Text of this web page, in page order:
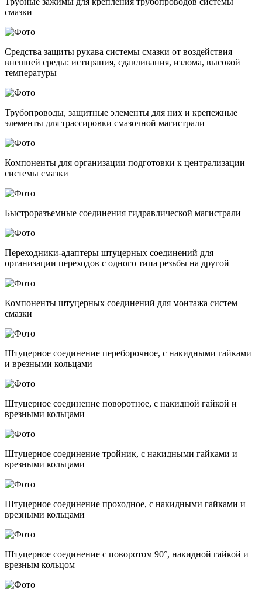
смазки
Средства защиты рукава системы смазки от воздействия
внешней среды: истирания, сдавливания, излома, высокой
температуры
Трубопроводы, защитные элементы для них и крепежные
элементы для трассировки смазочной магистрали
Компоненты для организации подготовки к централизации
системы смазки
Быстроразъемные соединения гидравлической магистрали
Переходники-адаптеры штуцерных соединений для
организации переходов с одного типа резьбы на другой
Компоненты штуцерных соединений для монтажа систем
смазки
Штуцерное соединение переборочное, с накидными гайками
и врезными кольцами
Штуцерное соединение поворотное, с накидной гайкой и
врезными кольцами
Штуцерное соединение тройник, с накидными гайками и
врезными кольцами
Штуцерное соединение проходное, с накидными гайками и
врезными кольцами
Штуцерное соединение с поворотом 90°, накидной гайкой и
врезным кольцом